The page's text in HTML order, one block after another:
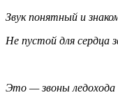
Звук понятный и
Не пустой для сердца
Это — звоны ледохода